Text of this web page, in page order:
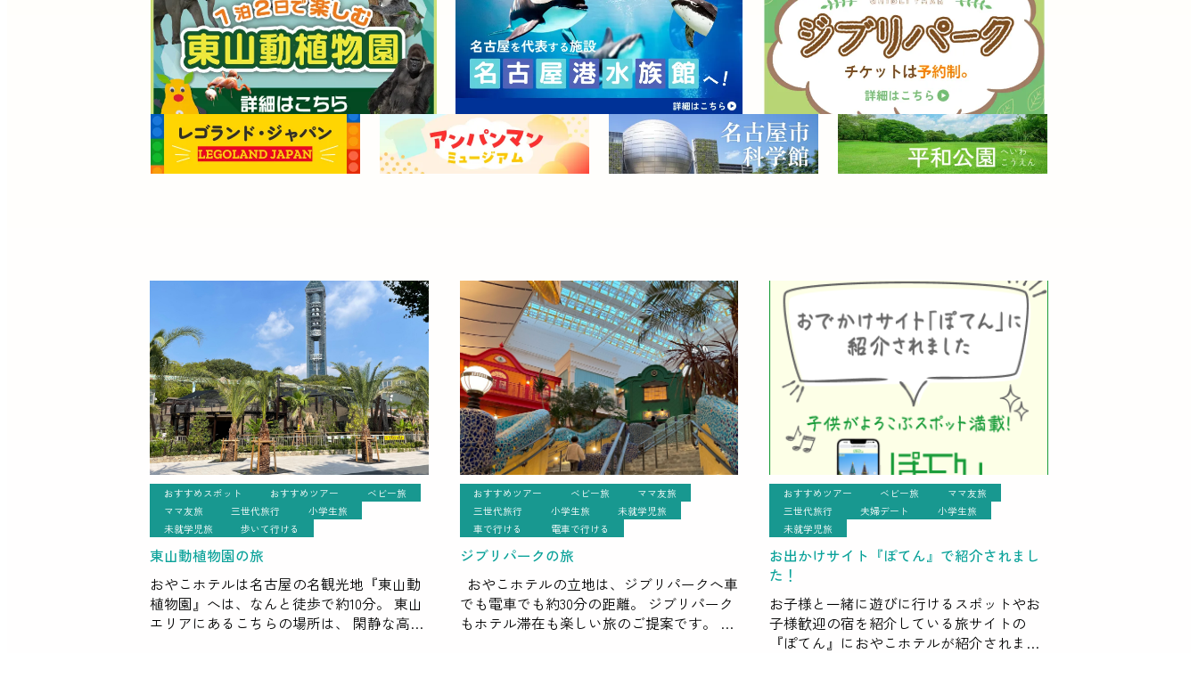
おすすめスポット おすすめツアー
ベビー旅
ママ友旅
三世代旅行
小学生旅
未就学児旅
歩いて行ける
東山動植物園の旅
おやこホテルは名古屋の名観光地『東山動
植物園』へは、なんと徒歩で約10分。 東山
エリアにあるこちらの場所は、 閑静な高級
おすすめツアー ベビー旅
ママ友旅
三世代旅行
小学生旅
未就学児旅
車で行ける
電車で行ける
ジブリパークの旅
おやこホテルの立地は、ジブリパークへ車
でも電車でも約30分の距離。 ジブリパーク
もホテル滞在も楽しい旅のご提案です。 ジ
おすすめツアー ベビー旅
ママ友旅
三世代旅行
夫婦デート
小学生旅
未就学児旅
お出かけサイト『ぽてん』で紹介されまし
た！
お子様と一緒に遊びに行けるスポットやお
子様歓迎の宿を紹介している旅サイトの
『ぽてん』におやこホテルが紹介されまし